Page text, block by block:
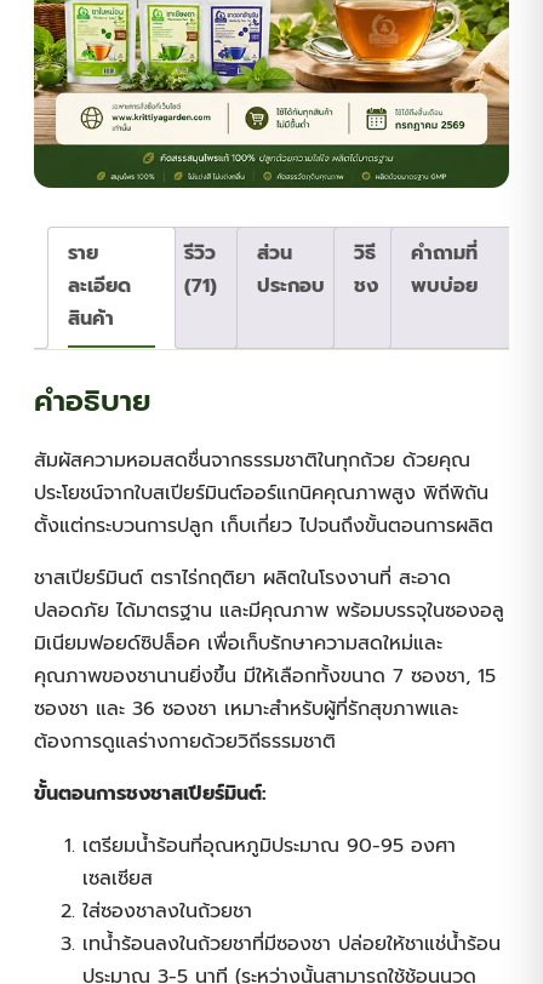
ราย
ละเอียด
สินค้า
รีวิว
(71)
ส่วน
ประกอบ
วิธี
ชง
คำถามที่
พบบ่อย
คำอธิบาย
สัมผัสความหอมสดชื่นจากธรรมชาติในทุกถ้วย ด้วยคุณ
ประโยชน์จากใบสเปียร์มินต์ออร์แกนิคคุณภาพสูง พิถีพิถัน
ตั้งแต่กระบวนการปลูก เก็บเกี่ยว ไปจนถึงขั้นตอนการผลิต
ชาสเปียร์มินต์ ตราไร่กฤติยา ผลิตในโรงงานที่ สะอาด
ปลอดภัย ได้มาตรฐาน และมีคุณภาพ พร้อมบรรจุในซองอลู
มิเนียมฟอยด์ซิปล็อค เพื่อเก็บรักษาความสดใหม่และ
คุณภาพของชานานยิ่งขึ้น มีให้เลือกทั้งขนาด 7 ซองชา, 15
ซองชา และ 36 ซองชา เหมาะสำหรับผู้ที่รักสุขภาพและ
ต้องการดูแลร่างกายด้วยวิถีธรรมชาติ
ขั้นตอนการชงชาสเปียร์มินต์:
เตรียมน้ำร้อนที่อุณหภูมิประมาณ 90-95 องศา
เซลเซียส
ใส่ซองชาลงในถ้วยชา
เทน้ำร้อนลงในถ้วยชาที่มีซองชา ปล่อยให้ชาแช่น้ำร้อน
ประมาณ 3-5 นาที (ระหว่างนั้นสามารถใช้ช้อนนวด